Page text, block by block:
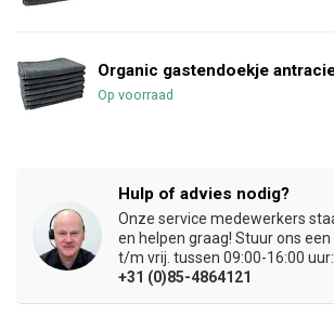
Organic gastendoekje
Op voorraad
Hulp of advies nodig?
Onze service medewerkers
en helpen graag! Stuur ons
t/m vrij. tussen 09:00-16:00 uur:
+31 (0)85-4864121